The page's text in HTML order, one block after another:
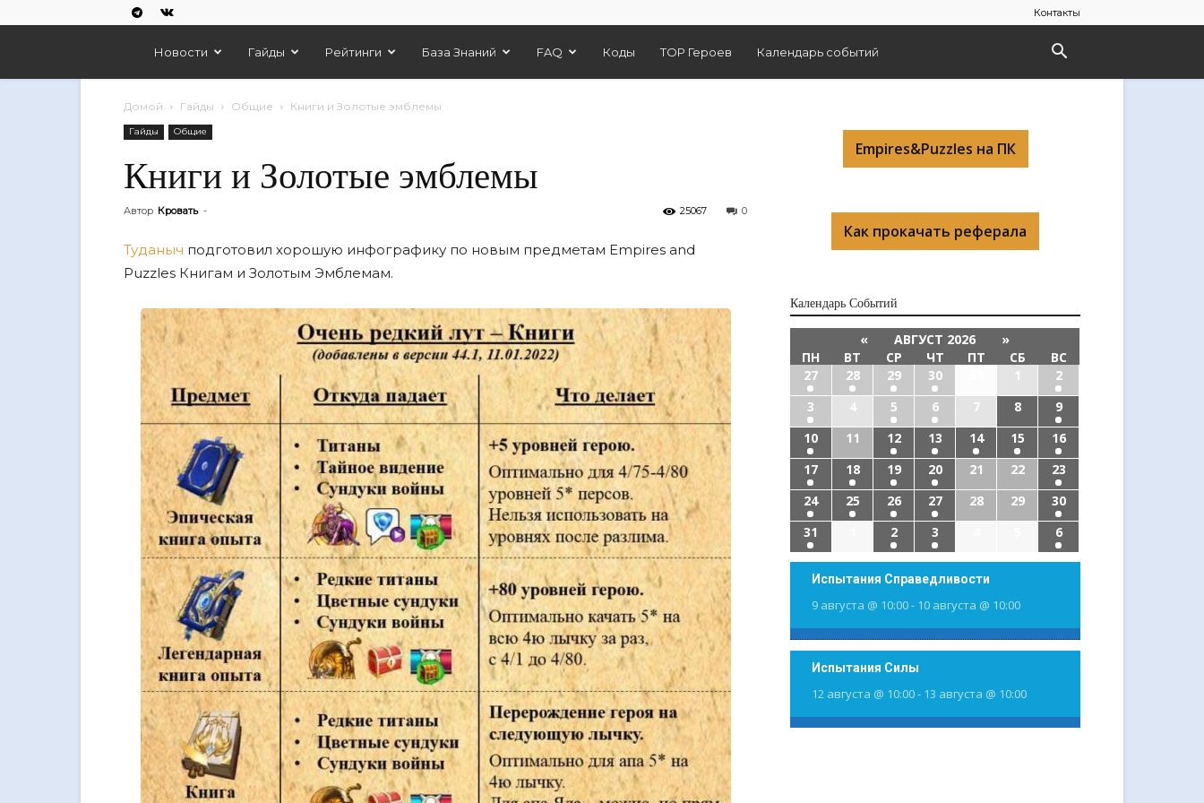
Контакты
Empires
And
Новости Гайды Рейтинги База Знаний FAQ Коды TOP Героев Календарь событий
Домой Гайды Общие Книги и Золотые эмблемы
Гайды Общие
Книги и Золотые эмблемы
Автор Кровать - 0
25067
Туданыч подготовил хорошую инфографику по новым предметам Empires and
Puzzles Книгам и Золотым Эмблемам.
Empires&Puzzles на ПК
Как прокачать реферала
Календарь Cобытий
« АВГУСТ 2026
»
ПН
ВТ СР ЧТ ПТ СБ
ВС
27
28 29 30 1
2
3
4 5 6 7 8
9
10
11 12 13 14 15
16
17
18 19 20 21 22
23
24
25 26 27 28 29
30
31
2 3 6
Испытания Справедливости
9 августа @ 10:00- 10 августа @ 10:00
Испытания Силы
12 августа @ 10:00- 13 августа @ 10:00